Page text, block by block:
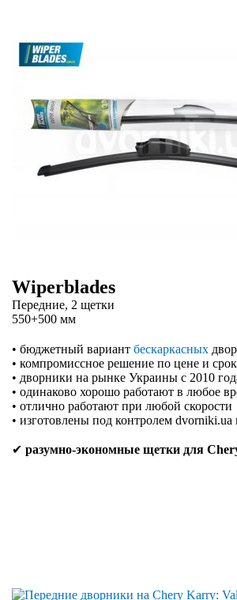
Wiperblades
Передние, 2 щетки
550+500 мм
• бюджетный вариант бескаркасных
• компромиссное решение по цене и
• дворники на рынке Украины с 2010
• одинаково хорошо работают в любое
• отлично работают при любой скорости
• изготовлены под контролем dvorniki.ua
✔ разумно-экономные щетки для